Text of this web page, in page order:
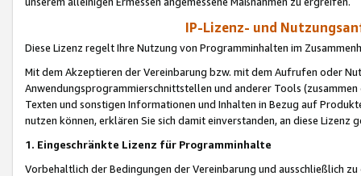
IP-Lizenz- und
Diese Lizenz regelt Ihre Nutzung von Programminhalten im
Mit dem Akzeptieren der Vereinbarung bzw. mit dem Aufrufen oder
Anwendungsprogrammierschnittstellen und anderer Tools (zusammen
Texten und sonstigen Informationen und Inhalten in Bezug auf
nutzen können, erklären Sie sich damit einverstanden, an diese Lizenz
1. Eingeschränkte Lizenz für Programminhalte
Vorbehaltlich der Bedingungen der Vereinbarung und ausschließlich